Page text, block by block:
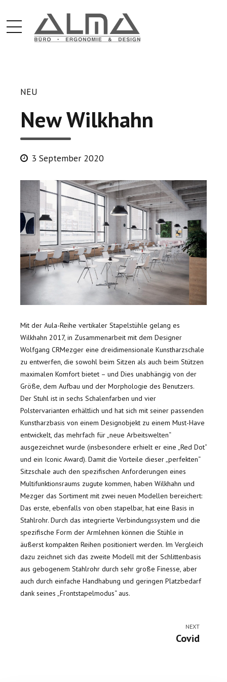
NEU
New Wilkhahn
3 September 2020
Mit der Aula-Reihe vertikaler Stapelstühle gelang es
Wilkhahn 2017, in Zusammenarbeit mit dem Designer
Wolfgang CRMezger eine dreidimensionale Kunstharzschale
zu entwerfen, die sowohl beim Sitzen als auch beim Stützen
maximalen Komfort bietet – und Dies unabhängig von der
Größe, dem Aufbau und der Morphologie des Benutzers.
Der Stuhl ist in sechs Schalenfarben und vier
Polstervarianten erhältlich und hat sich mit seiner passenden
Kunstharzbasis von einem Designobjekt zu einem Must-Have
entwickelt, das mehrfach für „neue Arbeitswelten“
ausgezeichnet wurde (insbesondere erhielt er eine „Red Dot“
und ein Iconic Award). Damit die Vorteile dieser „perfekten“
Sitzschale auch den spezifischen Anforderungen eines
Multifunktionsraums zugute kommen, haben Wilkhahn und
Mezger das Sortiment mit zwei neuen Modellen bereichert:
Das erste, ebenfalls von oben stapelbar, hat eine Basis in
Stahlrohr. Durch das integrierte Verbindungssystem und die
spezifische Form der Armlehnen können die Stühle in
äußerst kompakten Reihen positioniert werden. Im Vergleich
dazu zeichnet sich das zweite Modell mit der Schlittenbasis
aus gebogenem Stahlrohr durch sehr große Finesse, aber
auch durch einfache Handhabung und geringen Platzbedarf
dank seines „Frontstapelmodus“ aus.
NEXT
Covid